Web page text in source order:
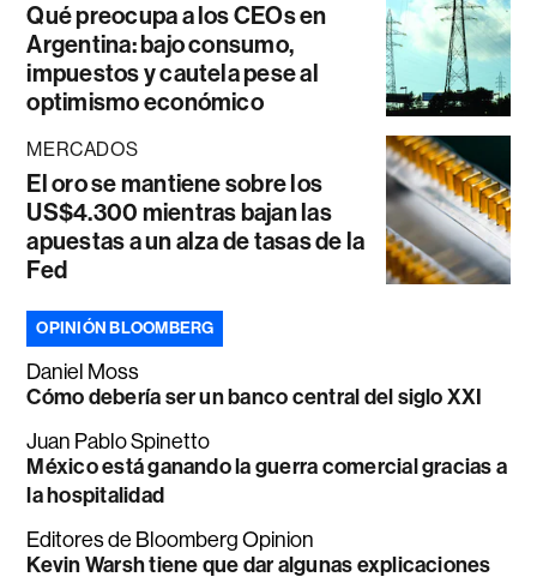
Qué preocupa a los CEOs en
Argentina: bajo consumo,
impuestos y cautela pese al
optimismo económico
MERCADOS
El oro se mantiene sobre los
US$4.300 mientras bajan las
apuestas a un alza de tasas de la
Fed
OPINIÓN BLOOMBERG
Daniel Moss
Cómo debería ser un banco central del siglo XXI
Juan Pablo Spinetto
México está ganando la guerra comercial gracias a
la hospitalidad
Editores de Bloomberg Opinion
Kevin Warsh tiene que dar algunas explicaciones